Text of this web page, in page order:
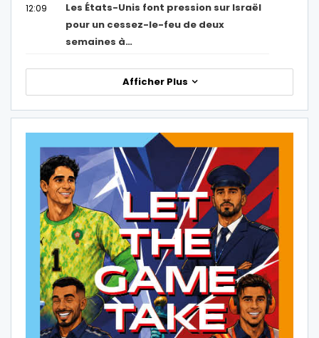
12:09
Les États-Unis font pression sur Israël
pour un cessez-le-feu de deux
semaines à…
Afficher Plus